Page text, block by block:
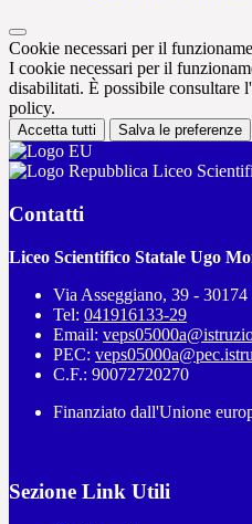
Cookie necessari per il
I cookie necessari per il
disabilitati. È possibile consultare
policy.
Accetta tutti Salva le preferenze
Liceo
Contatti
Liceo Scientifico Statale Ugo
Via Asseggiano, 39 -
Tel: 041916133-29
Email:
PEC:
C.F.: 90072720270
Finanziato dall'Unione
Sezione Link Utili